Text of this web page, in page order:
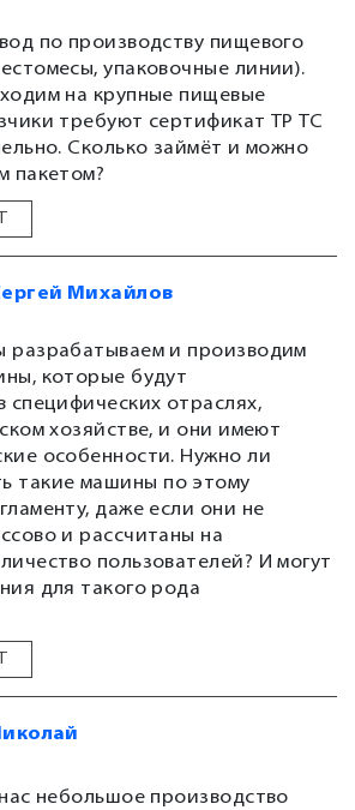
по производству пищевого
упаковочные линии).
на крупные пищевые
требуют сертификат ТР ТС
Сколько займёт и можно
пакетом?
Михайлов
и производим
которые будут
специфических отраслях,
хозяйстве, и они имеют
особенности. Нужно ли
такие машины по этому
даже если они не
и рассчитаны на
пользователей? И могут
для такого рода
небольшое производство